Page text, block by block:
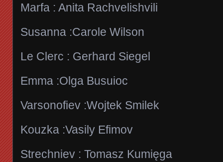
Marfa : Anita Rachvelishvili
Susanna :Carole Wilson
Le Clerc : Gerhard Siegel
Emma :Olga Busuioc
Varsonofiev :Wojtek Smilek
Kouzka :Vasily Efimov
Strechniev : Tomasz Kumięga